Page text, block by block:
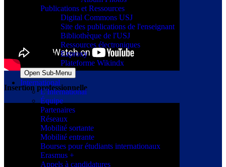
Publications et Ressources
Digital Commons USJ
Site des publications de l'enseignant
Bibliothèque de l'USJ
Ressources électroniques
Ezproxy
Plateforme Wikindx
Open Sub-Menu
International
L'International
Équipe
Partenaires
Réseaux
Mobilité sortante
Mobilité entrante
Bourses pour étudiants internationaux
Erasmus +
Appels à candidatures
Insertion professionnelle